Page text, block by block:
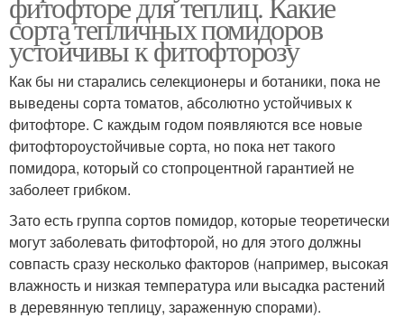
сорта тепличных помидоров
устойчивы к фитофторозу
Как бы ни старались селекционеры и ботаники, пока не
выведены сорта томатов, абсолютно устойчивых к
фитофторе. С каждым годом появляются все новые
фитофтороустойчивые сорта, но пока нет такого
помидора, который со стопроцентной гарантией не
заболеет грибком.
Зато есть группа сортов помидор, которые теоретически
могут заболевать фитофторой, но для этого должны
совпасть сразу несколько факторов (например, высокая
влажность и низкая температура или высадка растений
в деревянную теплицу, зараженную спорами).